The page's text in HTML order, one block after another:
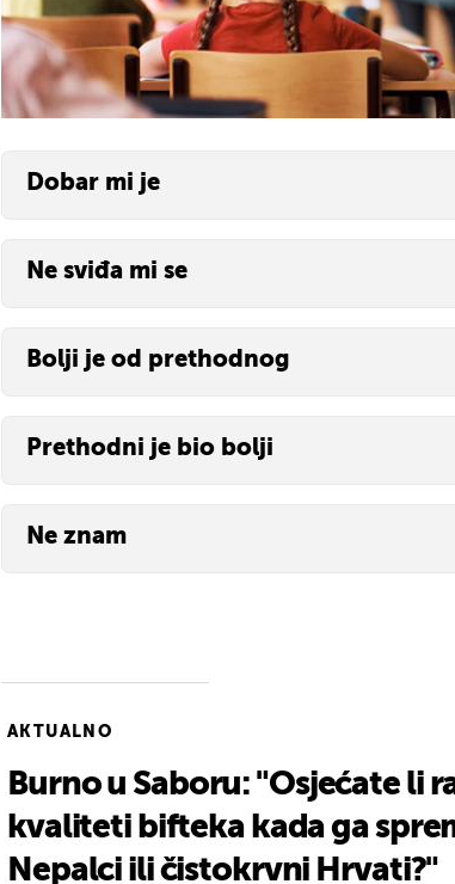
Dobar mi je
Ne sviđa mi se
Bolji je od prethodnog
Prethodni je bio bolji
Ne znam
Bolji je od prethodnog
Prethodni je bio bolji
AKTUALNO
Burno u Saboru: "Osjećate li
kvaliteti bifteka kada ga
Nepalci ili čistokrvni Hrvati?"